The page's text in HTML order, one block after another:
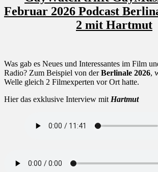
Februar 2026 Podcast
2 mit Hartmut
Was gab es Neues und Interessantes im Film
Radio? Zum Beispiel von derBerlinale 2026,
Welle gleich 2 Filmexperten vor Ort hatte.
Hier das exklusive Interview mit Hartmut